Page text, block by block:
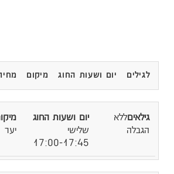
לגילים יום ושעות החוג מיקום מחיר
ללא
הגבלה
שלישי
17:00-17:45
יער